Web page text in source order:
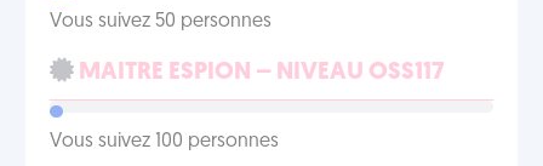
Vous suivez 50 personnes
MAITRE ESPION – NIVEAU OSS117
Vous suivez 100 personnes